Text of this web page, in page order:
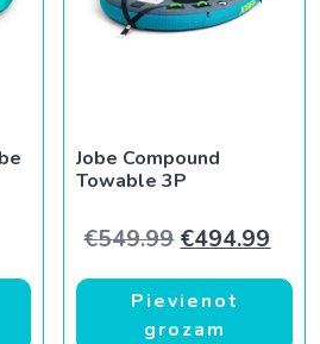
Jobe Compound
Towable 3P
€549.99 Original
€494.99
Pievienot
grozam